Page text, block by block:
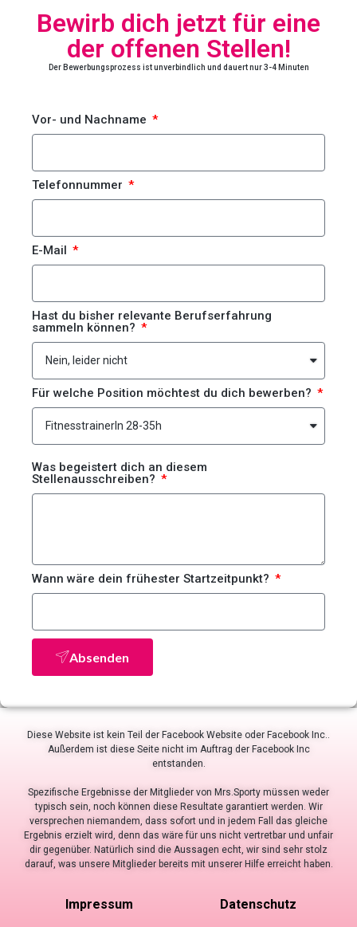
Bewirb dich jetzt für eine
der offenen Stellen!
Der Bewerbungsprozess ist unverbindlich und dauert nur 3-4 Minuten
Vor- und Nachname
Telefonnummer
E-Mail
Hast du bisher relevante Berufserfahrung
sammeln können?
Für welche Position möchtest du dich bewerben?
Was begeistert dich an diesem
Stellenausschreiben?
Wann wäre dein frühester Startzeitpunkt?
Absenden
Diese Website ist kein Teil der Facebook Website oder Facebook Inc..
Außerdem ist diese Seite nicht im Auftrag der Facebook Inc
entstanden.
Spezifische Ergebnisse der Mitglieder von Mrs.Sporty müssen weder
typisch sein, noch können diese Resultate garantiert werden. Wir
versprechen niemandem, dass sofort und in jedem Fall das gleiche
Ergebnis erzielt wird, denn das wäre für uns nicht vertretbar und unfair
dir gegenüber. Natürlich sind die Aussagen echt, wir sind sehr stolz
darauf, was unsere Mitglieder bereits mit unserer Hilfe erreicht haben.
Impressum Datenschutz